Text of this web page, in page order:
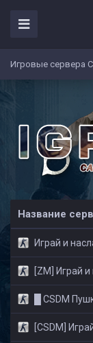
Игровые сервера
Название
Играй и
[ZM] Играй и
█ CSDM Пушки +
[CSDM] Играй и